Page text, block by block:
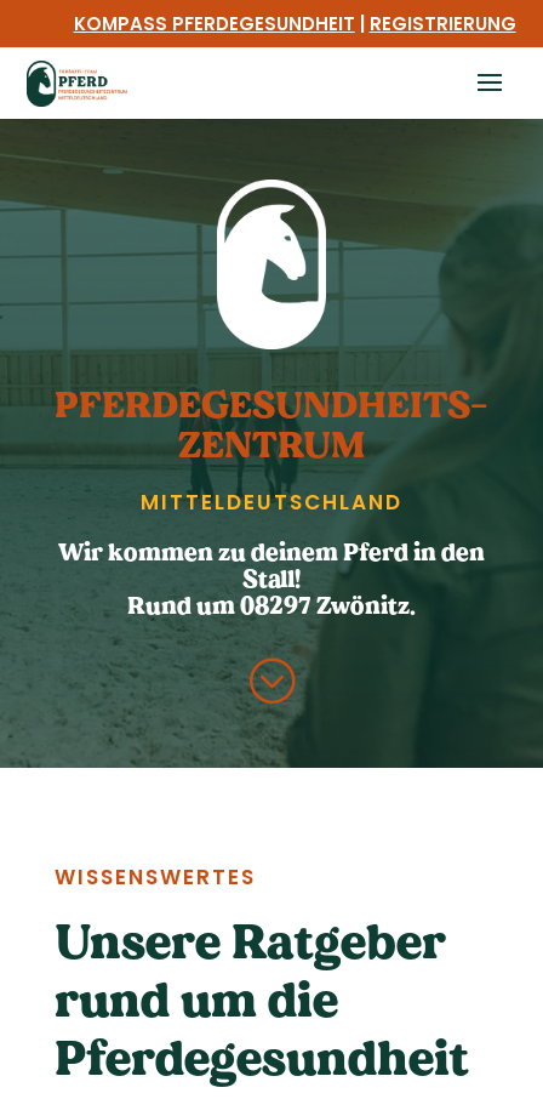
KOMPASS PFERDEGESUNDHEIT REGISTRIERUNG
PFERDE­GESUNDHEITS­
ZENTRUM
MITTEL­DEUTSCHLAND
Wir kommen zu deinem Pferd in den
Stall!
Rund um 08297 Zwönitz.
;
WISSENSWERTES
Unsere Ratgeber
rund um die
Pferdegesundheit